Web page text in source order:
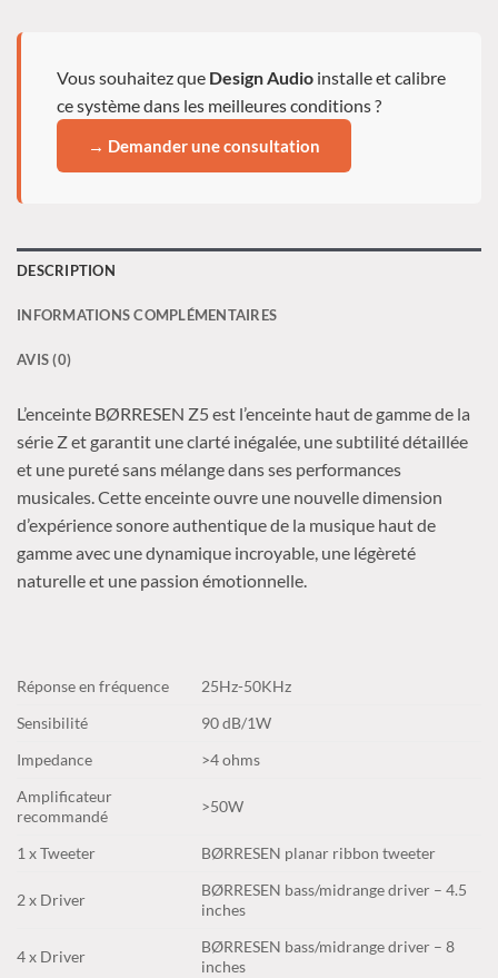
Vous souhaitez que Design Audio installe et calibre
ce système dans les meilleures conditions ?
→ Demander une consultation
DESCRIPTION
INFORMATIONS COMPLÉMENTAIRES
AVIS (0)
L’enceinte BØRRESEN Z5 est l’enceinte haut de gamme de la
série Z et garantit une clarté inégalée, une subtilité détaillée
et une pureté sans mélange dans ses performances
musicales. Cette enceinte ouvre une nouvelle dimension
d’expérience sonore authentique de la musique haut de
gamme avec une dynamique incroyable, une légèreté
naturelle et une passion émotionnelle.
Réponse en fréquence
25Hz-50KHz
Sensibilité
90 dB/1W
Impedance
>4 ohms
Amplificateur
recommandé
>50W
1 x Tweeter BØRRESEN planar ribbon tweeter
2 x Driver
BØRRESEN bass/midrange driver – 4.5
inches
4 x Driver
BØRRESEN bass/midrange driver – 8
inches